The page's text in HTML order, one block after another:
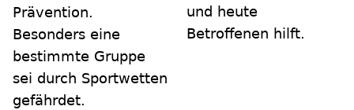
Prävention.
Besonders eine
bestimmte Gruppe
sei durch Sportwetten
gefährdet.
und heute
Betroffenen hilft.